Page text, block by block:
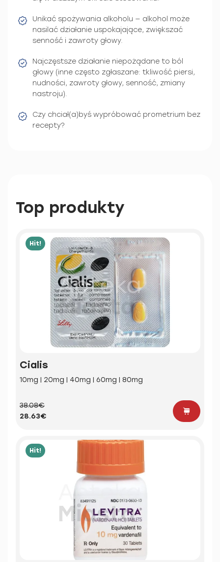
Unikać spożywania alkoholu — alkohol może
nasilać działanie uspokajające, zwiększać
senność i zawroty głowy.
Najczęstsze działanie niepożądane to ból
głowy (inne często zgłaszane: tkliwość piersi,
nudności, zawroty głowy, senność, zmiany
nastroju).
Czy chciał(a)byś wypróbować prometrium bez
recepty?
Top produkty
Hit!
Cialis
10mg | 20mg | 40mg | 60mg | 80mg
38.08€
28.63€
Hit!